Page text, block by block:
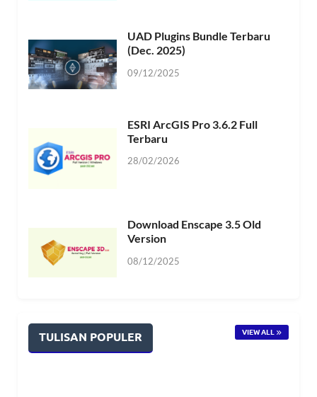
UAD Plugins Bundle Terbaru
(Dec. 2025)
09/12/2025
ESRI ArcGIS Pro 3.6.2 Full
Terbaru
28/02/2026
Download Enscape 3.5 Old
Version
08/12/2025
TULISAN POPULER VIEW ALL